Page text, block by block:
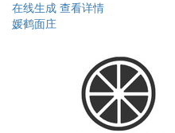
在线生成 查看详情
媛鹤面庄